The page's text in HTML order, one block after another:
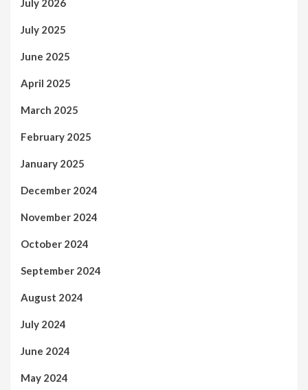
July 2026
July 2025
June 2025
April 2025
March 2025
February 2025
January 2025
December 2024
November 2024
October 2024
September 2024
August 2024
July 2024
June 2024
May 2024